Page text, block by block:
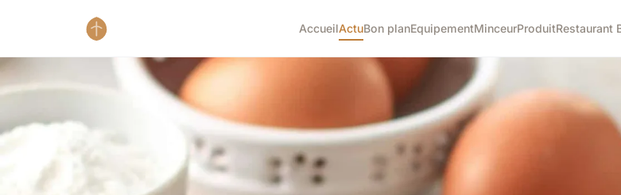
AccueilActuBon planEquipementMinceurProduitRestaurant